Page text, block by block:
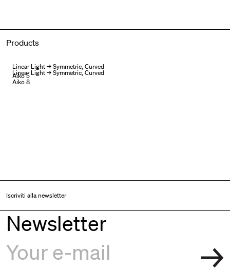
Products
Linear Light → Symmetric, Curved
Aiko 5
Linear Light → Symmetric, Curved
Aiko 8
Iscriviti alla newsletter
Newsletter